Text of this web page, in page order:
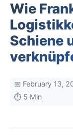
Wie
Schiene
📅 February 13,
⏱️ 5 Min